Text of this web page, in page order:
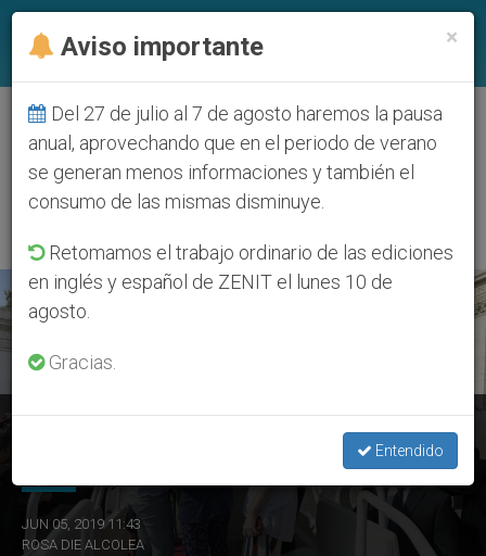
ETIQUETA
Posts Tagged
‘Lationamérica’
ÚLTIMAS NOTICIAS
JUN 05, 2019 11:43
ROSA DIE ALCOLEA
×
Aviso importante
Del 27 de julio al 7 de agosto haremos la pausa
anual, aprovechando que en el periodo de verano
se generan menos informaciones y también el
consumo de las mismas disminuye.
Retomamos el trabajo ordinario de las ediciones
en inglés y español de ZENIT el lunes 10 de
agosto.
Gracias.
Entendido